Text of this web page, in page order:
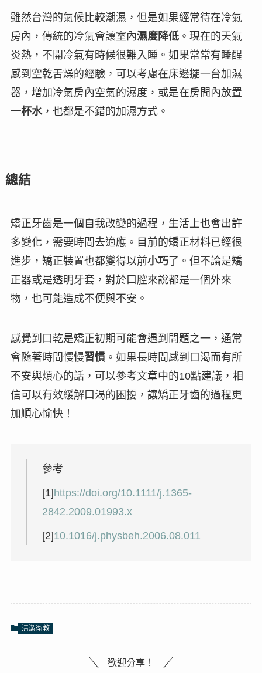
雖然台灣的氣候比較潮濕，但是如果經常待在冷氣
房內，傳統的冷氣會讓室內濕度降低。現在的天氣
炎熱，不開冷氣有時候很難入睡。如果常常有睡醒
感到空乾舌燥的經驗，可以考慮在床邊擺一台加濕
器 ，增加冷氣房內空氣的濕度，或是在房間內放置
一杯水，也都是不錯的加濕方式。
總結
矯正牙齒是一個 自我改變的過程，生活上也會出許
多變化，需要時間去適應。目前的矯正材料已經很
進步 ，矯正裝置也都變得以前小巧了。但不論是矯
正器或是透明牙套，對於口腔來說都是一個外來
物，也可能造成不便與不安。
感覺到口乾是矯正初期可能會遇到問題之一，通常
會隨著時間慢慢習慣。如果長時間感到口渴而有所
不安與煩心的話，可以參考文章中的10點建議，相
信可以有效緩解口渴的困擾，讓矯正牙齒的過程更
加順心愉快！
參考
[1] https://doi.org/10.1111/j.1365-
2842.2009.01993.x
[2]10.1016/j.physbeh.2006.08.011
清潔衛教
歡迎分享！